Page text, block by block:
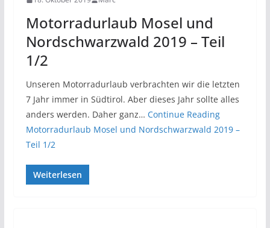
Motorradurlaub Mosel und
Nordschwarzwald 2019 – Teil
1/2
Unseren Motorradurlaub verbrachten wir die letzten
7 Jahr immer in Südtirol. Aber dieses Jahr sollte alles
anders werden. Daher ganz… Continue Reading
Motorradurlaub Mosel und Nordschwarzwald 2019 –
Teil 1/2
Weiterlesen